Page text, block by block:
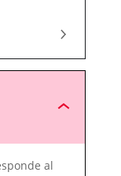
Módulo
de
al